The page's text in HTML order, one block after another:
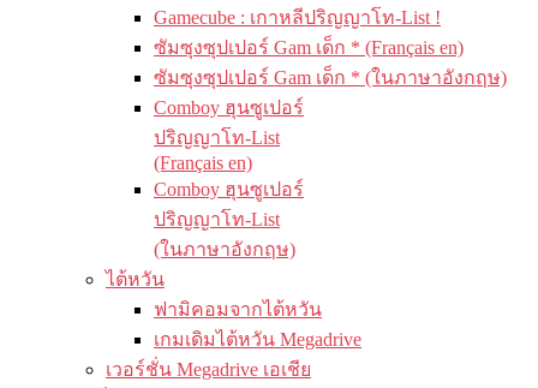
Gamecube : เกาหลีปริญญาโท-List !
ซัมซุงซุปเปอร์ Gam เด็ก * (Français en)
ซัมซุงซุปเปอร์ Gam เด็ก * (ในภาษาอังกฤษ)
Comboy ฮุนซูเปอร์
ปริญญาโท-List
(Français en)
Comboy ฮุนซูเปอร์
ปริญญาโท-List
(ในภาษาอังกฤษ)
ไต้หวัน
ฟามิคอมจากไต้หวัน
เกมเดิมไต้หวัน Megadrive
เวอร์ชั่น Megadrive เอเชีย